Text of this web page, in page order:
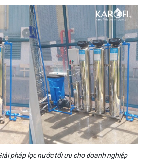
pháp lọc nước tối ưu cho doanh nghiệp